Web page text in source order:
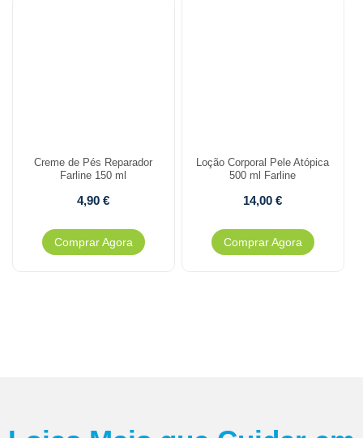
Creme de Pés Reparador
Farline 150 ml
4,90€
Comprar Agora
Loção Corporal Pele Atópica
500 ml Farline
14,00€
Comprar Agora